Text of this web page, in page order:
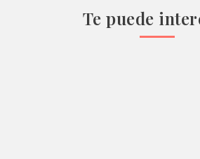
Te puede